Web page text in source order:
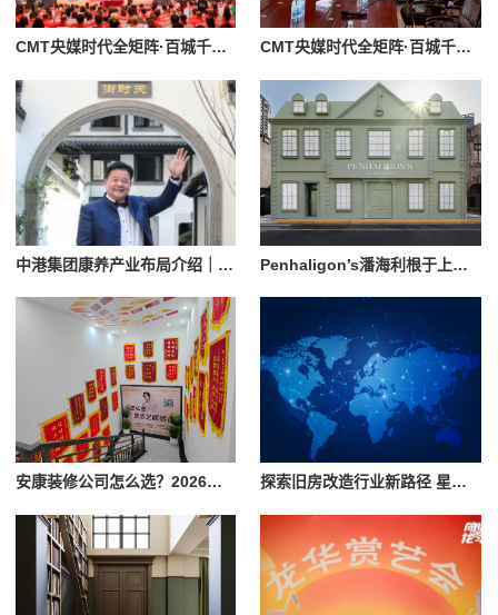
CMT央媒时代全矩阵·百城千媒传播台：弘扬关公文化促进两岸统一 CMT央媒时代全矩阵·百城千媒传播台：和圣遗韵绘丹青 文旅融合启新篇
中港集团康养产业布局介绍｜杭州国际医养科技有限公司业务参考 Penhaligon’s潘海利根于上海隆重呈献《游弋之地：伦敦名流录》主题展览 致敬肖像兽首系列十周年传奇篇章
安康装修公司怎么选？2026年本地装修市场信息参考 探索旧房改造行业新路径 星吖APP以数字化服务赋能上海家装提质升级